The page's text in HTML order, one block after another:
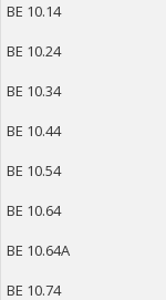
ВЕ 10.14
ВЕ 10.24
ВЕ 10.34
ВЕ 10.44
ВЕ 10.54
ВЕ 10.64
ВЕ 10.64А
ВЕ 10.74